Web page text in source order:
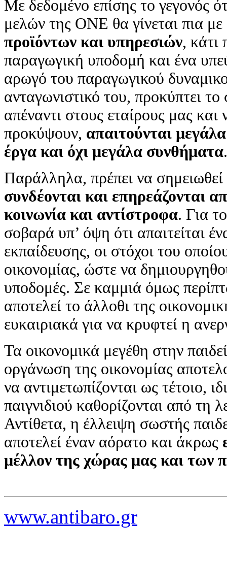
Με δεδομένο επίσης το γεγονός
μελών της ΟΝΕ θα γίνεται πια
προϊόντων και υπηρεσιών, κάτι
παραγωγική υποδομή και ένα
αρωγό του παραγωγικού
ανταγωνιστικό του, προκύπτει
απέναντι στους εταίρους μας
προκύψουν, απαιτούνται
έργα και όχι μεγάλα συνθήματα.
Παράλληλα, πρέπει να σημειωθεί
συνδέονται και επηρεάζονται
κοινωνία και αντίστροφα. Για
σοβαρά υπ’ όψη ότι απαιτείται
εκπαίδευσης, οι στόχοι του
οικονομίας, ώστε να
υποδομές. Σε καμμιά όμως
αποτελεί το άλλοθι της
ευκαιριακά για να κρυφτεί η
Τα οικονομικά μεγέθη στην
οργάνωση της οικονομίας
να αντιμετωπίζονται ως τέτοιο,
παιγνιδιού καθορίζονται από
Αντίθετα, η έλλειψη σωστής
αποτελεί έναν αόρατο και άκρως
μέλλον της χώρας μας και των
www.antibaro.gr